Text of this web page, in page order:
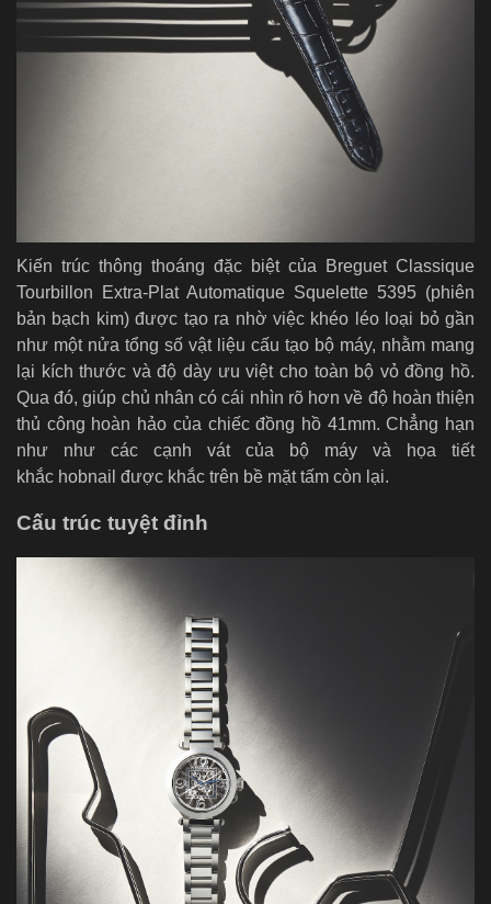
Kiến trúc thông thoáng đặc biệt của Breguet Classique
Tourbillon Extra-Plat Automatique Squelette 5395 (phiên
bản bạch kim) được tạo ra nhờ việc khéo léo loại bỏ gần
như một nửa tổng số vật liệu cấu tạo bộ máy, nhằm mang
lại kích thước và độ dày ưu việt cho toàn bộ vỏ đồng hồ.
Qua đó, giúp chủ nhân có cái nhìn rõ hơn về độ hoàn thiện
thủ công hoàn hảo của chiếc đồng hồ 41mm. Chẳng hạn
như như các cạnh vát của bộ máy và họa tiết
khắc hobnail được khắc trên bề mặt tấm còn lại.
Cấu trúc tuyệt đỉnh